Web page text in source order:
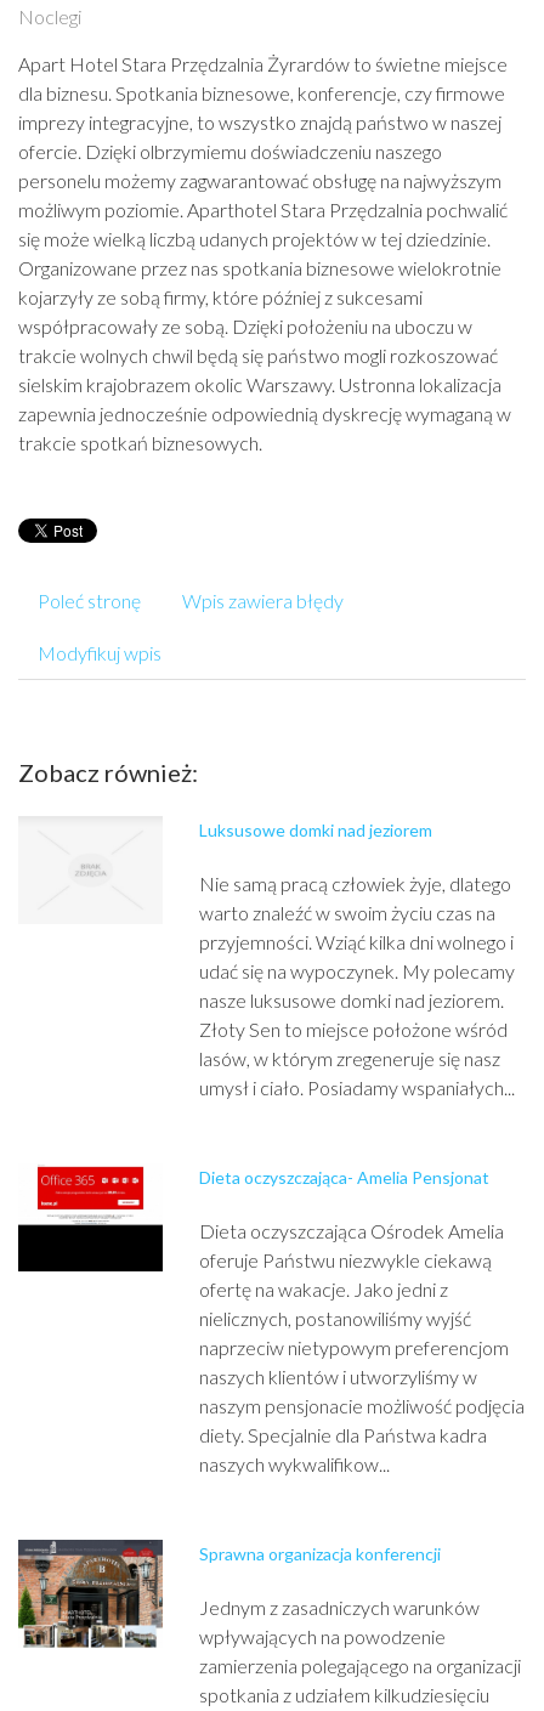
Noclegi
Apart Hotel Stara Przędzalnia Żyrardów to świetne miejsce
dla biznesu. Spotkania biznesowe, konferencje, czy firmowe
imprezy integracyjne, to wszystko znajdą państwo w naszej
ofercie. Dzięki olbrzymiemu doświadczeniu naszego
personelu możemy zagwarantować obsługę na najwyższym
możliwym poziomie. Aparthotel Stara Przędzalnia pochwalić
się może wielką liczbą udanych projektów w tej dziedzinie.
Organizowane przez nas spotkania biznesowe wielokrotnie
kojarzyły ze sobą firmy, które później z sukcesami
współpracowały ze sobą. Dzięki położeniu na uboczu w
trakcie wolnych chwil będą się państwo mogli rozkoszować
sielskim krajobrazem okolic Warszawy. Ustronna lokalizacja
zapewnia jednocześnie odpowiednią dyskrecję wymaganą w
trakcie spotkań biznesowych.
Poleć stronę Wpis zawiera błędy
Modyfikuj wpis
Zobacz również:
Luksusowe domki nad jeziorem
Nie samą pracą człowiek żyje, dlatego
warto znaleźć w swoim życiu czas na
przyjemności. Wziąć kilka dni wolnego i
udać się na wypoczynek. My polecamy
nasze luksusowe domki nad jeziorem.
Złoty Sen to miejsce położone wśród
lasów, w którym zregeneruje się nasz
umysł i ciało. Posiadamy wspaniałych...
Dieta oczyszczająca- Amelia Pensjonat
Dieta oczyszczająca Ośrodek Amelia
oferuje Państwu niezwykle ciekawą
ofertę na wakacje. Jako jedni z
nielicznych, postanowiliśmy wyjść
naprzeciw nietypowym preferencjom
naszych klientów i utworzyliśmy w
naszym pensjonacie możliwość podjęcia
diety. Specjalnie dla Państwa kadra
naszych wykwalifikow...
Sprawna organizacja konferencji
Jednym z zasadniczych warunków
wpływających na powodzenie
zamierzenia polegającego na organizacji
spotkania z udziałem kilkudziesięciu